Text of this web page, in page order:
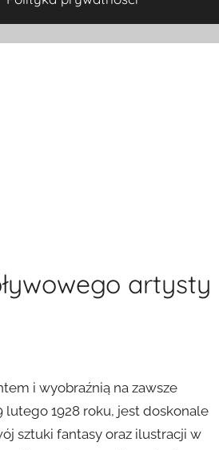
artysty
i wyobraźnią na zawsze
lutego 1928 roku, jest doskonale
sztuki fantasy oraz ilustracji w